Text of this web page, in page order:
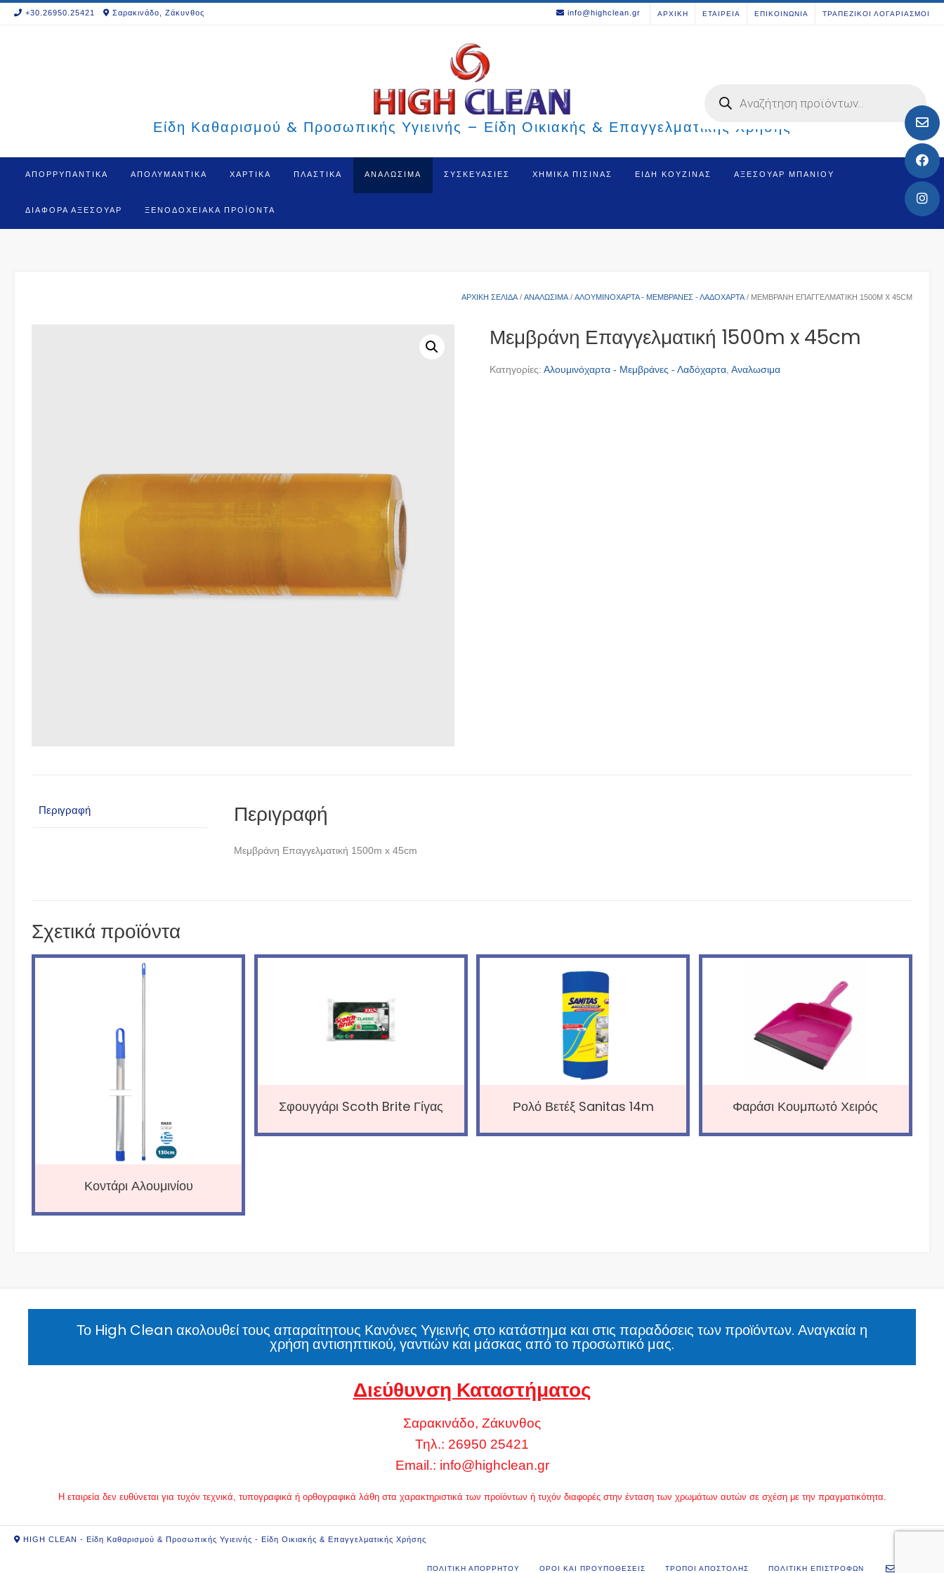
+30.26950.25421 Σαρακινάδο, Ζάκυνθος info@highclean.gr ΑΡΧΙΚΗ ΕΤΑΙΡΕΙΑ ΕΠΙΚΟΙΝΩΝΙΑ ΤΡΑΠΕΖΙΚΟΙ ΛΟΓΑΡΙΑΣΜΟΙ
Είδη Καθαρισμού & Προσωπικής Υγιεινής – Είδη Οικιακής & Επαγγελματικής Χρήσης
search
ΑΠΟΡΡΥΠΑΝΤΙΚΑ ΑΠΟΛΥΜΑΝΤΙΚΑ ΧΑΡΤΙΚΑ ΠΛΑΣΤΙΚΑ ΑΝΑΛΩΣΙΜΑ ΣΥΣΚΕΥΑΣΙΕΣ ΧΗΜΙΚΑ ΠΙΣΙΝΑΣ ΕΊΔΗ ΚΟΥΖΊΝΑΣ ΑΞΕΣΟΥΆΡ ΜΠΆΝΙΟΥ
ΔΙΆΦΟΡΑ ΑΞΕΣΟΥΆΡ ΞΕΝΟΔΟΧΕΙΑΚΆ ΠΡΟΪΌΝΤΑ
ΑΡΧΙΚΉ ΣΕΛΊΔΑ / ΑΝΑΛΩΣΙΜΑ / ΑΛΟΥΜΙΝΌΧΑΡΤΑ - ΜΕΜΒΡΆΝΕΣ - ΛΑΔΌΧΑΡΤΑ / ΜΕΜΒΡΆΝΗ ΕΠΑΓΓΕΛΜΑΤΙΚΉ 1500M X 45CM
Μεμβράνη Επαγγελματική 1500m x 45cm
Κατηγορίες:Αλουμινόχαρτα - Μεμβράνες - Λαδόχαρτα ,Αναλωσιμα
Περιγραφή Περιγραφή
Μεμβράνη Επαγγελματική 1500m x 45cm
Σχετικά προϊόντα
Κοντάρι Αλουμινίου
Σφουγγάρι Scoth Brite Γίγας Ρολό Βετέξ Sanitas 14m Φαράσι Κουμπωτό Χειρός
Το High Clean ακολουθεί τους απαραίτητους Κανόνες Υγιεινής στο κατάστημα και στις παραδόσεις των προϊόντων. Αναγκαία η
χρήση αντισηπτικού, γαντιών και μάσκας από το προσωπικό μας.
Διεύθυνση Καταστήματος
Σαρακινάδο, Ζάκυνθος
Τηλ.: 26950 25421
Email.: info@highclean.gr
Η εταιρεία δεν ευθύνεται για τυχόν τεχνικά, τυπογραφικά ή ορθογραφικά λάθη στα χαρακτηριστικά των προϊόντων ή τυχόν διαφορές στην ένταση των χρωμάτων αυτών σε σχέση με την πραγματικότητα.
HIGH CLEAN - Είδη Καθαρισμού & Προσωπικής Υγιεινής - Είδη Οικιακής & Επαγγελματικής Χρήσης
ΠΟΛΙΤΙΚΗ ΑΠΟΡΡΗΤΟΥ ΟΡΟΙ ΚΑΙ ΠΡΟΥΠΟΘΕΣΕΙΣ ΤΡΟΠΟΙ ΑΠΟΣΤΟΛΗΣ ΠΟΛΙΤΙΚΗ ΕΠΙΣΤΡΟΦΩΝ